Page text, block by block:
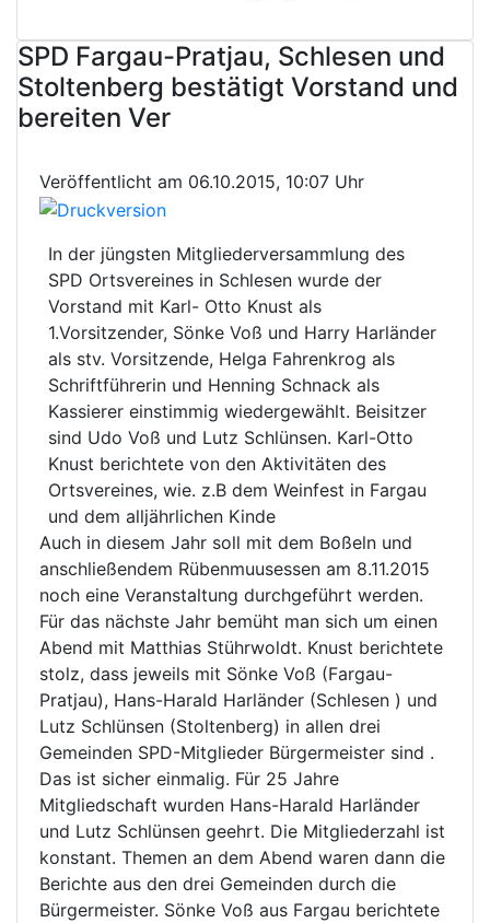
SPD Fargau-Pratjau, Schlesen und
Stoltenberg bestätigt Vorstand und
bereiten Ver
Veröffentlicht am 06.10.2015, 10:07 Uhr
In der jüngsten Mitgliederversammlung des
SPD Ortsvereines in Schlesen wurde der
Vorstand mit Karl- Otto Knust als
1.Vorsitzender, Sönke Voß und Harry Harländer
als stv. Vorsitzende, Helga Fahrenkrog als
Schriftführerin und Henning Schnack als
Kassierer einstimmig wiedergewählt. Beisitzer
sind Udo Voß und Lutz Schlünsen. Karl-Otto
Knust berichtete von den Aktivitäten des
Ortsvereines, wie. z.B dem Weinfest in Fargau
und dem alljährlichen Kinde
Auch in diesem Jahr soll mit dem Boßeln und
anschließendem Rübenmuusessen am 8.11.2015
noch eine Veranstaltung durchgeführt werden.
Für das nächste Jahr bemüht man sich um einen
Abend mit Matthias Stührwoldt. Knust berichtete
stolz, dass jeweils mit Sönke Voß (Fargau-
Pratjau), Hans-Harald Harländer (Schlesen ) und
Lutz Schlünsen (Stoltenberg) in allen drei
Gemeinden SPD-Mitglieder Bürgermeister sind .
Das ist sicher einmalig. Für 25 Jahre
Mitgliedschaft wurden Hans-Harald Harländer
und Lutz Schlünsen geehrt. Die Mitgliederzahl ist
konstant. Themen an dem Abend waren dann die
Berichte aus den drei Gemeinden durch die
Bürgermeister. Sönke Voß aus Fargau berichtete